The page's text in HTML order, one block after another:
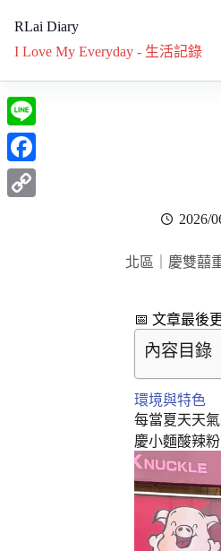
RLai Diary
I Love My Everyday - 生活記錄
2026/
北區｜慶雙囍
📅 文章最後
內容目錄
環境與特色
每當夏天天
慶小麵酸辣
L
i
n
F